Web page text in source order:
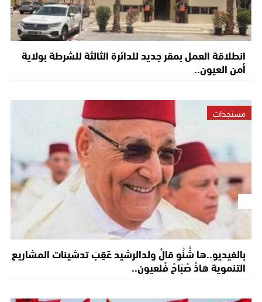
انطلاقة العمل بمقر جديد للدائرة الثالثة للشرطة بولاية
أمن العيون..
مستجدات
بالفيديو..ها شْنُو قالْ ولدالرشيد عَقِبَ تدشينات المشاريع
التنموية هاذْ صْبَاحْ فْلعيون..